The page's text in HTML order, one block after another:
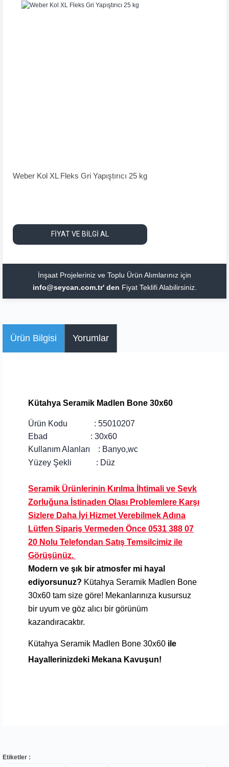
Weber Kol XL Fleks Gri Yapıştırıcı 25 kg
FİYAT VE BİLGİ AL
İnşaat Projeleriniz ve Toplu Ürün Alımlarınız için
info@seycan.com.tr' den Fiyat Teklifi Alabilirsiniz.
Ürün Bilgisi Yorumlar
Kütahya Seramik Madlen Bone 30x60
Ürün Kodu : 55010207
Ebad : 30x60
Kullanım Alanları : Banyo,wc
Yüzey Şekli : Düz
Seramik Ürünlerinin Kırılma İhtimali ve Sevk
Zorluğuna İstinaden Olası Problemlere Karşı
Sizlere Daha İyi Hizmet Verebilmek Adına
Lütfen Sipariş Vermeden Önce 0531 388 07
20 Nolu Telefondan Satış Temsilcimiz ile
Görüşünüz.
Modern ve şık bir atmosfer mi hayal
ediyorsunuz? Kütahya Seramik Madlen Bone
30x60 tam size göre! Mekanlarınıza kusursuz
bir uyum ve göz alıcı bir görünüm
kazandıracaktır.
Kütahya Seramik Madlen Bone 30x60 ile
Hayallerinizdeki Mekana Kavuşun!
Etiketler :